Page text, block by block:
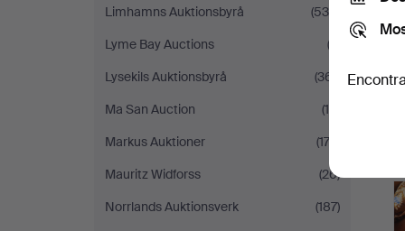
Limhamns Auktionsbyrå
(535)
Lyme Bay Auctions
(3)
Lysekils Auktionsbyrå
(361)
Ma San Auction
(14)
Markus Auktioner
(173)
Mauritz Widforss
(26)
Norrlands Auktionsverk
(187)